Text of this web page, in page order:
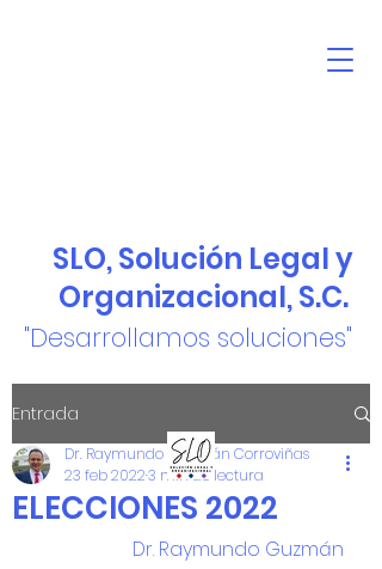
SLO, Solución Legal y
Organizacional, S.C.
"Desarrollamos soluciones"
Entrada
ELECCIONES 2022
Dr. Raymundo Guzmán Corroviñas
23 feb 20223 min de lectura
Dr. Raymundo Guzmán